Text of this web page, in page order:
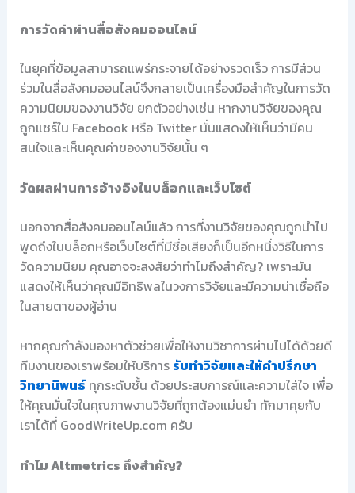
การวัดค่าผ่านสื่อสังคมออนไลน์
ในยุคที่ข้อมูลสามารถแพร่กระจายได้อย่างรวดเร็ว การมีส่วน
ร่วมในสื่อสังคมออนไลน์จึงกลายเป็นเครื่องมือสำคัญในการวัด
ความนิยมของงานวิจัย ยกตัวอย่างเช่น หากงานวิจัยของคุณ
ถูกแชร์ใน Facebook หรือ Twitter นั่นแสดงให้เห็นว่ามีคน
สนใจและเห็นคุณค่าของงานวิจัยนั้น ๆ
วัดผลผ่านการอ้างอิงในบล็อกและเว็บไซต์
นอกจากสื่อสังคมออนไลน์แล้ว การที่งานวิจัยของคุณถูกนำไป
พูดถึงในบล็อกหรือเว็บไซต์ที่มีชื่อเสียงก็เป็นอีกหนึ่งวิธีในการ
วัดความนิยม คุณอาจจะสงสัยว่าทำไมถึงสำคัญ? เพราะมัน
แสดงให้เห็นว่าคุณมีอิทธิพลในวงการวิจัยและมีความน่าเชื่อถือ
ในสายตาของผู้อ่าน
หากคุณกำลังมองหาตัวช่วยเพื่อให้งานวิชาการผ่านไปได้ด้วยดี
ทีมงานของเราพร้อมให้บริการ รับทำวิจัยและให้คำปรึกษา
วิทยานิพนธ์ทุกระดับชั้น ด้วยประสบการณ์และความใส่ใจ เพื่อ
ให้คุณมั่นใจในคุณภาพงานวิจัยที่ถูกต้องแม่นยำ ทักมาคุยกับ
เราได้ที่ GoodWriteUp.com ครับ
ทำไม Altmetrics ถึงสำคัญ?